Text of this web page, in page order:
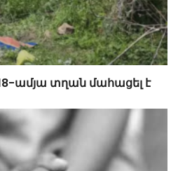
ամյա տղան մահացել է